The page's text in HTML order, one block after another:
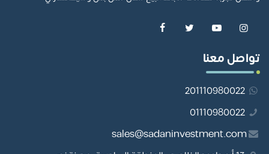
تواصل معنا
201110980022
01110980022
sales@sadaninvestment.com